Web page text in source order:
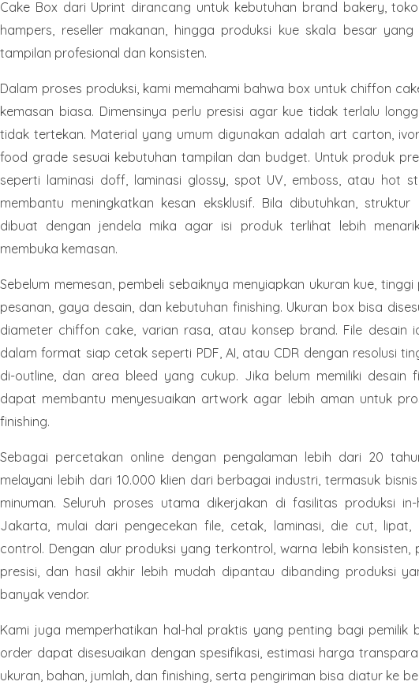
Cake Box dari Uprint dirancang untuk kebutuhan brand bakery, toko
hampers, reseller makanan, hingga produksi kue skala besar yang
tampilan profesional dan konsisten.
Dalam proses produksi, kami memahami bahwa box untuk chiffon
kemasan biasa. Dimensinya perlu presisi agar kue tidak terlalu
tidak tertekan. Material yang umum digunakan adalah art carton,
food grade sesuai kebutuhan tampilan dan budget. Untuk produk
seperti laminasi doff, laminasi glossy, spot UV, emboss, atau hot
membantu meningkatkan kesan eksklusif. Bila dibutuhkan,
dibuat dengan jendela mika agar isi produk terlihat lebih
membuka kemasan.
Sebelum memesan, pembeli sebaiknya menyiapkan ukuran kue, tinggi
pesanan, gaya desain, dan kebutuhan finishing. Ukuran box bisa
diameter chiffon cake, varian rasa, atau konsep brand. File desain
dalam format siap cetak seperti PDF, AI, atau CDR dengan resolusi
di-outline, dan area bleed yang cukup. Jika belum memiliki desain
dapat membantu menyesuaikan artwork agar lebih aman untuk
finishing.
Sebagai percetakan online dengan pengalaman lebih dari 20
melayani lebih dari 10.000 klien dari berbagai industri, termasuk
minuman. Seluruh proses utama dikerjakan di fasilitas produksi
Jakarta, mulai dari pengecekan file, cetak, laminasi, die cut, lipat,
control. Dengan alur produksi yang terkontrol, warna lebih konsisten,
presisi, dan hasil akhir lebih mudah dipantau dibanding produksi
banyak vendor.
Kami juga memperhatikan hal-hal praktis yang penting bagi pemilik
order dapat disesuaikan dengan spesifikasi, estimasi harga
ukuran, bahan, jumlah, dan finishing, serta pengiriman bisa diatur ke